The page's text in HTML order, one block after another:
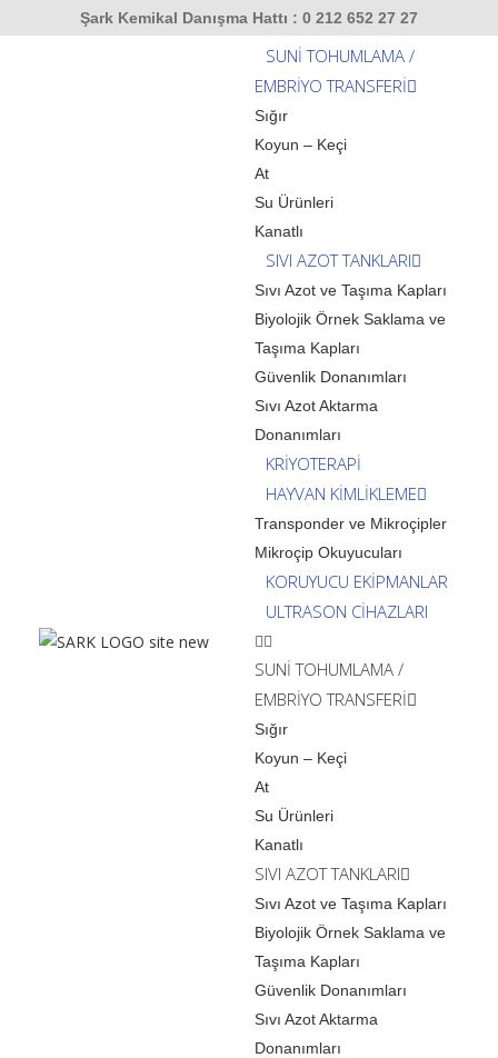
Şark Kemikal Danışma Hattı : 0 212 652 27 27
SUNİ TOHUMLAMA /
EMBRİYO TRANSFERİ
Sığır
Koyun – Keçi
At
Su Ürünleri
Kanatlı
SIVI AZOT TANKLARI
Sıvı Azot ve Taşıma Kapları
Biyolojik Örnek Saklama ve
Taşıma Kapları
Güvenlik Donanımları
Sıvı Azot Aktarma
Donanımları
KRİYOTERAPİ
HAYVAN KİMLİKLEME
Transponder ve Mikroçipler
Mikroçip Okuyucuları
KORUYUCU EKİPMANLAR
ULTRASON CİHAZLARI
SUNİ TOHUMLAMA /
EMBRİYO TRANSFERİ
Sığır
Koyun – Keçi
At
Su Ürünleri
Kanatlı
SIVI AZOT TANKLARI
Sıvı Azot ve Taşıma Kapları
Biyolojik Örnek Saklama ve
Taşıma Kapları
Güvenlik Donanımları
Sıvı Azot Aktarma
Donanımları